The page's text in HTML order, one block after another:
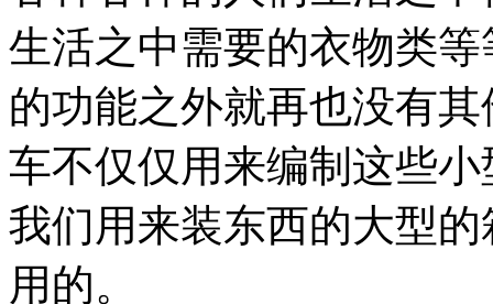
生活之中需要的衣物类
的功能之外就再也没有
车不仅仅用来编制这些
我们用来装东西的大型
用的。